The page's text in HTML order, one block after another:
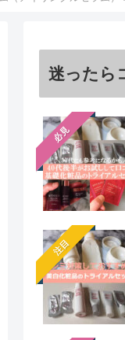
迷ったら
必見
注目